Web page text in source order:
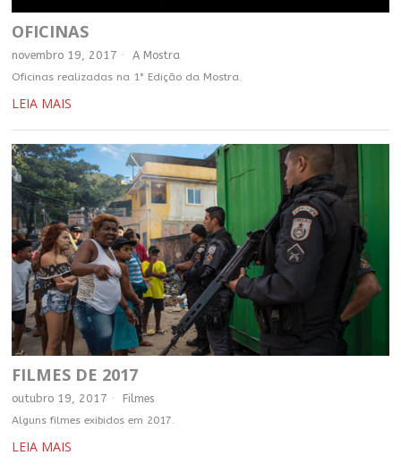
OFICINAS
novembro 19, 2017 A Mostra
Oficinas realizadas na 1° Edição da Mostra.
LEIA MAIS
FILMES DE 2017
outubro 19, 2017 Filmes
Alguns filmes exibidos em 2017.
LEIA MAIS